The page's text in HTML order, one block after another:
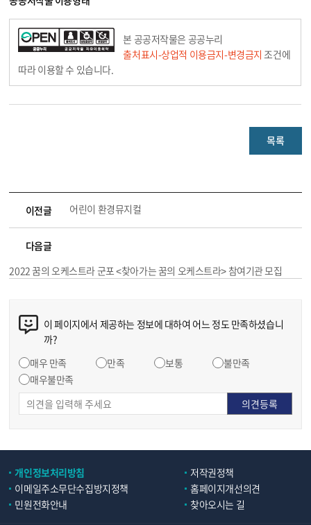
본 공공저작물은 공공누리
출처표시-상업적 이용금지-변경금지 조건에
따라 이용할 수 있습니다.
목록
이전글 어린이 환경뮤지컬
다음글
2022 꿈의 오케스트라 군포 <찾아가는 꿈의 오케스트라> 참여기관 모집
이 페이지에서 제공하는 정보에 대하여 어느 정도 만족하셨습니
까?
매우 만족
만족 보통
불만족
매우불만족
개인정보처리방침
저작권정책
이메일주소무단수집방지정책
홈페이지개선의견
민원전화안내
찾아오시는 길